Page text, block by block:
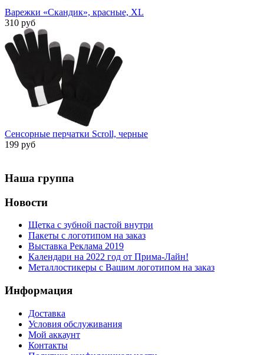
Варежки «Скандик», красные, XL
310 руб
Сенсорные перчатки Scroll, черные
199 руб
Наша группа
Новости
Щетка с зубной пастой внутри
Пакеты с логотипом на заказ
Выставка Реклама 2019
Календари на 2022 год от Прима-Лайн!
Металлостикеры с Вашим логотипом на заказ
Информация
Доставка
Условия обслуживания
Мой аккаунт
Контакты